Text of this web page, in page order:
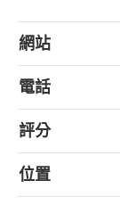
網站
電話
評分
位置